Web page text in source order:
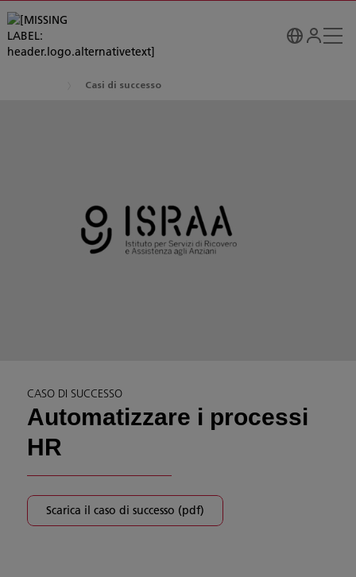
Casi di successo
CASO DI SUCCESSO
Automatizzare i processi
HR
Scarica il caso di successo (pdf)